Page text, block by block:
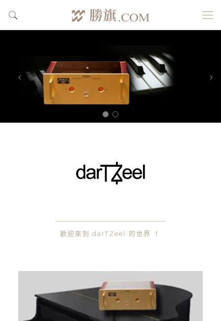
歡迎來到 darTZeel 的世界 ！